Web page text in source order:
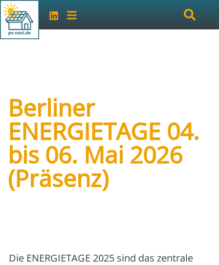
Berliner
ENERGIETAGE 04.
bis 06. Mai 2026
(Präsenz)
Die ENERGIETAGE 2025 sind das zen­tra­le